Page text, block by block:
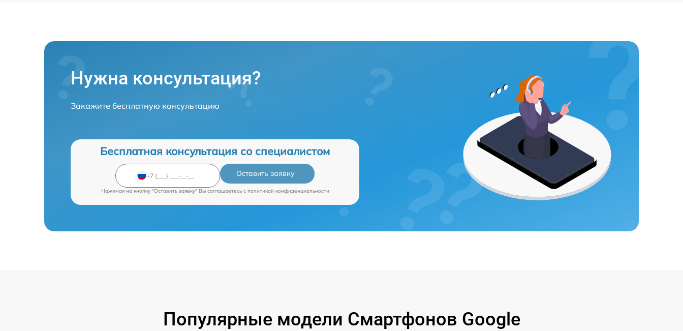
Нужна консультация?
Закажите бесплатную консультацию
Бесплатная консультация со специалистом
Оставить заявку
Нажимая на кнопку "Оставить заявку" Вы соглашаетесь c политикой конфиденциальности
Популярные модели Смартфонов Google